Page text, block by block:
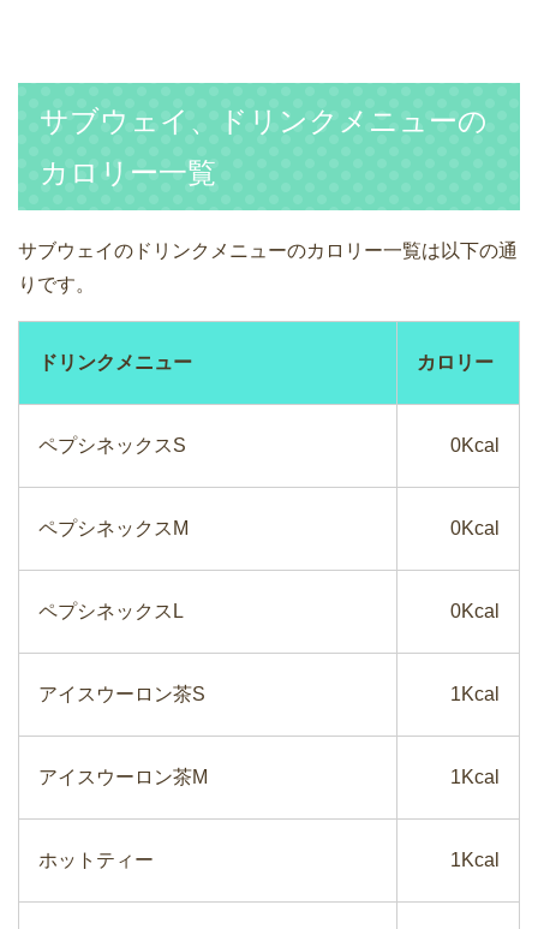
サブウェイ、ドリンクメニューの
カロリー一覧
サブウェイのドリンクメニューのカロリー一覧は以下の通
りです。
ドリンクメニュー カロリー
ペプシネックスS 0Kcal
ペプシネックスM 0Kcal
ペプシネックスL 0Kcal
アイスウーロン茶S 1Kcal
アイスウーロン茶M 1Kcal
ホットティー 1Kcal